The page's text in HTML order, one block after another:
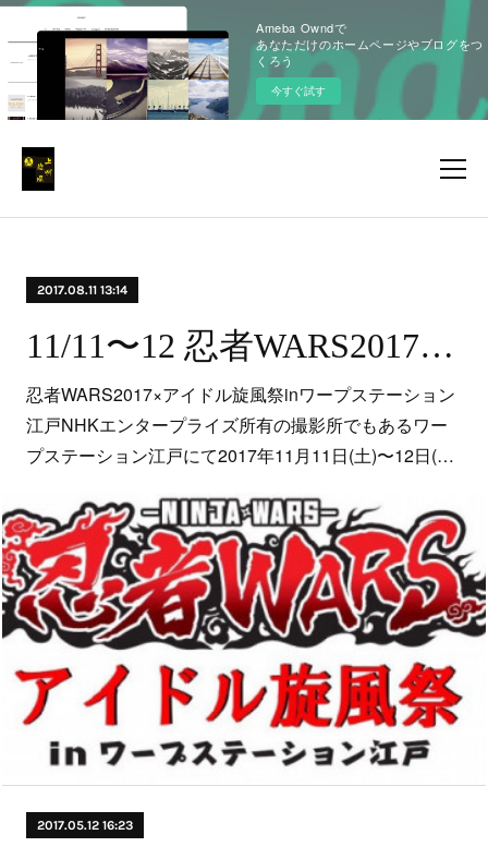
Ameba Owndで
あなただけのホームページやブログをつ
くろう
今すぐ試す
2017.08.11 13:14
11/11〜12 忍者WARS2017×アイドル旋風祭inワープステーション江戸
忍者WARS2017×アイドル旋風祭inワープステーション
江戸NHKエンタープライズ所有の撮影所でもあるワー
プステーション江戸にて2017年11月11日(土)〜12日(…
2017.05.12 16:23